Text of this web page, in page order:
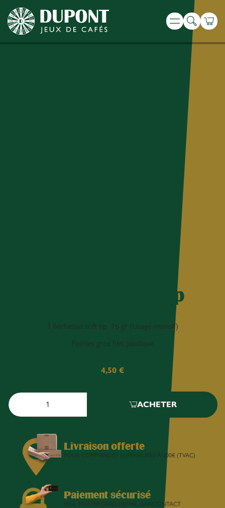
Menu
Recherche
3 Flèches soft tip
3 fléchettes soft tip 16 gr (Usage intensif)
Pointes gros filet plastique
4,50 €
ACHETER
Livraison offerte
POUR COMMANDES SUPÉRIEURES À 200€ (TVAC)
Paiement sécurisé
VISA, MASTERCARD, PAYPAL, BANCONTACT